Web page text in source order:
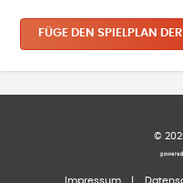
FÜGE DEN SPIELPLAN
©
Impressum